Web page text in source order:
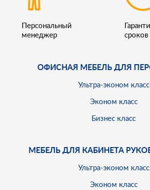
Персональный
менеджер
сроков
ОФИСНАЯ МЕБЕЛЬ ДЛЯ
Ультра-эконом класс
Эконом класс
Бизнес класс
МЕБЕЛЬ ДЛЯ КАБИНЕТА
Ультра-эконом класс
Эконом класс